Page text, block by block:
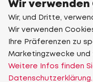
Wir verwenden
Wir, und Dritte,
Wir verwenden
Ihre Präferenzen zu
Marketingzwecke und
Weitere Infos finden
Datenschutzerklärung.